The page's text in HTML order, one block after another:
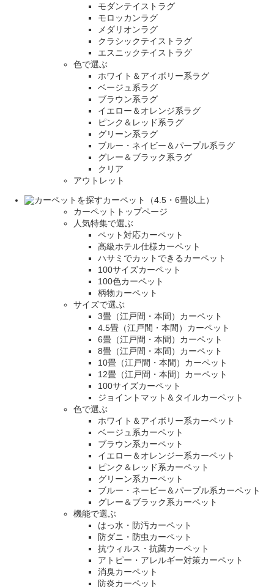
モダンテイストラグ
モロッカンラグ
メダリオンラグ
クラシックテイストラグ
エスニックテイストラグ
色で選ぶ
ホワイト＆アイボリー系ラグ
ベージュ系ラグ
ブラウン系ラグ
イエロー＆オレンジ系ラグ
ピンク＆レッド系ラグ
グリーン系ラグ
ブルー・ネイビー＆パープル系ラグ
グレー＆ブラック系ラグ
クリア
アウトレット
カーペット（4.5・6畳以上）
カーペットトップページ
人気特集で選ぶ
ペット対応カーペット
高級ホテル仕様カーペット
ハサミでカットできるカーペット
100サイズカーペット
100色カーペット
柄物カーペット
サイズで選ぶ
3畳（江戸間・本間）カーペット
4.5畳（江戸間・本間）カーペット
6畳（江戸間・本間）カーペット
8畳（江戸間・本間）カーペット
10畳（江戸間・本間）カーペット
12畳（江戸間・本間）カーペット
100サイズカーペット
ジョイントマット＆タイルカーペット
色で選ぶ
ホワイト＆アイボリー系カーペット
ベージュ系カーペット
ブラウン系カーペット
イエロー＆オレンジー系カーペット
ピンク＆レッド系カーペット
グリーン系カーペット
ブルー・ネービー＆パープル系カーペット
グレー＆ブラック系カーペット
機能で選ぶ
はっ水・防汚カーペット
防ダニ・防虫カーペット
抗ウィルス・抗菌カーペット
アトピー・アレルギー対策カーペット
消臭カーペット
防炎カーペット